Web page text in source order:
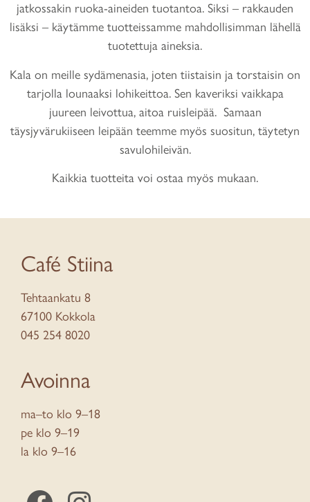
jatkossakin ruoka-aineiden tuotantoa. Siksi – rakkauden
lisäksi – käytämme tuotteissamme mahdollisimman lähellä
tuotettuja aineksia.
Kala on meille sydämenasia, joten tiistaisin ja torstaisin on
tarjolla lounaaksi lohikeittoa. Sen kaveriksi vaikkapa
juureen leivottua, aitoa ruisleipää. Samaan
täysjyvärukiiseen leipään teemme myös suositun, täytetyn
savulohileivän.
Kaikkia tuotteita voi ostaa myös mukaan.
Café Stiina
Tehtaankatu 8
67100 Kokkola
045 254 8020
Avoinna
ma–to klo 9–18
pe klo 9–19
la klo 9–16